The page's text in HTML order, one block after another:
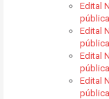
Edital
pública
Edital
pública
Edital
pública
Edital
pública